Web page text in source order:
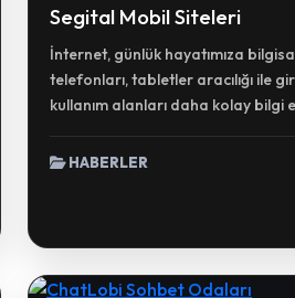
Segital Mobil Siteleri
İnternet, günlük hayatımıza
telefonları, tabletler aracılığı ile
kullanım alanları daha kolay bilgi
HABERLER